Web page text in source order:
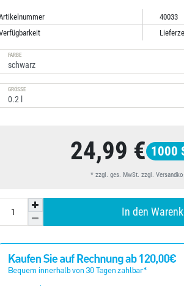
40033
FARBE
GRÖSSE
24,99 € 1000
* zzgl. ges. MwSt. zzgl.
In den